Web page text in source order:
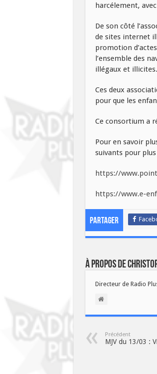
harcélement,
De son côté
de sites internet
promotion
l’ensemble des
illégaux et illicites.
Ces deux
pour que les
Ce consortium a
Pour en savoir
suivants pour
https://
https://www.e-
Partager
À propos de
Directeur de Radio
Précédent
MJV du 13/03 :